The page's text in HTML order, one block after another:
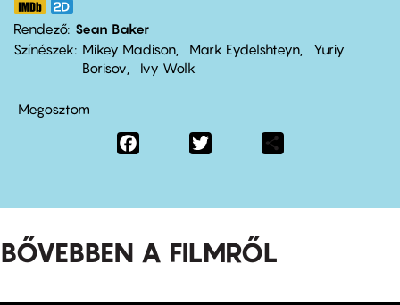
Rendező Sean Baker
Színészek
Mikey Madison Mark Eydelshteyn
Yuriy
Borisov
Ivy Wolk
Megosztom
Facebook
BŐVEBBEN A FILMRŐL